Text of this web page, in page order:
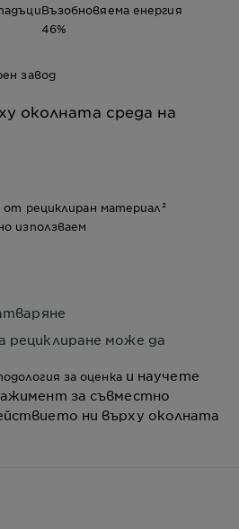
Възобновяема енергия
46%
завод
околната среда на
от рециклиран материал²
използваем
рециклиране може да
за оценкаи научете
за съвместно
ни върху околната